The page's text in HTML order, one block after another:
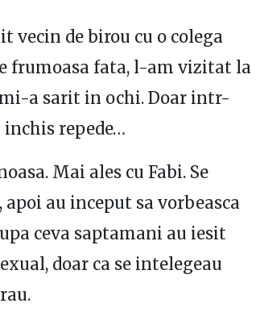
vecin de birou cu o colega
e frumoasa fata, l-am vizitat la
a sarit in ochi. Doar intr-
repede…
Mai ales cu Fabi. Se
au inceput sa vorbeasca
ceva saptamani au iesit
doar ca se intelegeau